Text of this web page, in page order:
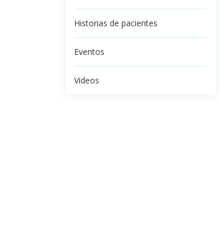
Historias de pacientes
Eventos
Videos